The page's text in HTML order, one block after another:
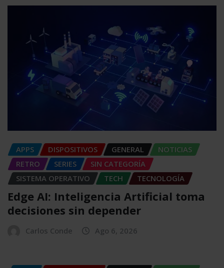
APPS DISPOSITIVOS GENERAL
NOTICIAS
RETRO
SERIES
SIN CATEGORÍA
SISTEMA OPERATIVO
TECH TECNOLOGÍA
Edge AI: Inteligencia Artificial toma
decisiones sin depender
Carlos Conde Ago 6, 2026